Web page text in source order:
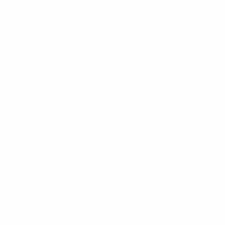
detergentes y suavizantes químicos puede alterar la
al sol.